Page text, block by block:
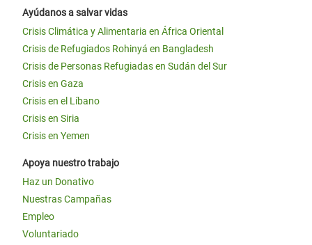
Ayúdanos a salvar vidas
Crisis Climática y Alimentaria en África Oriental
Crisis de Refugiados Rohinyá en Bangladesh
Crisis de Personas Refugiadas en Sudán del Sur
Crisis en Gaza
Crisis en el Líbano
Crisis en Siria
Crisis en Yemen
Apoya nuestro trabajo
Haz un Donativo
Nuestras Campañas
Empleo
Voluntariado